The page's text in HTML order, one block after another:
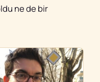
ne de bir